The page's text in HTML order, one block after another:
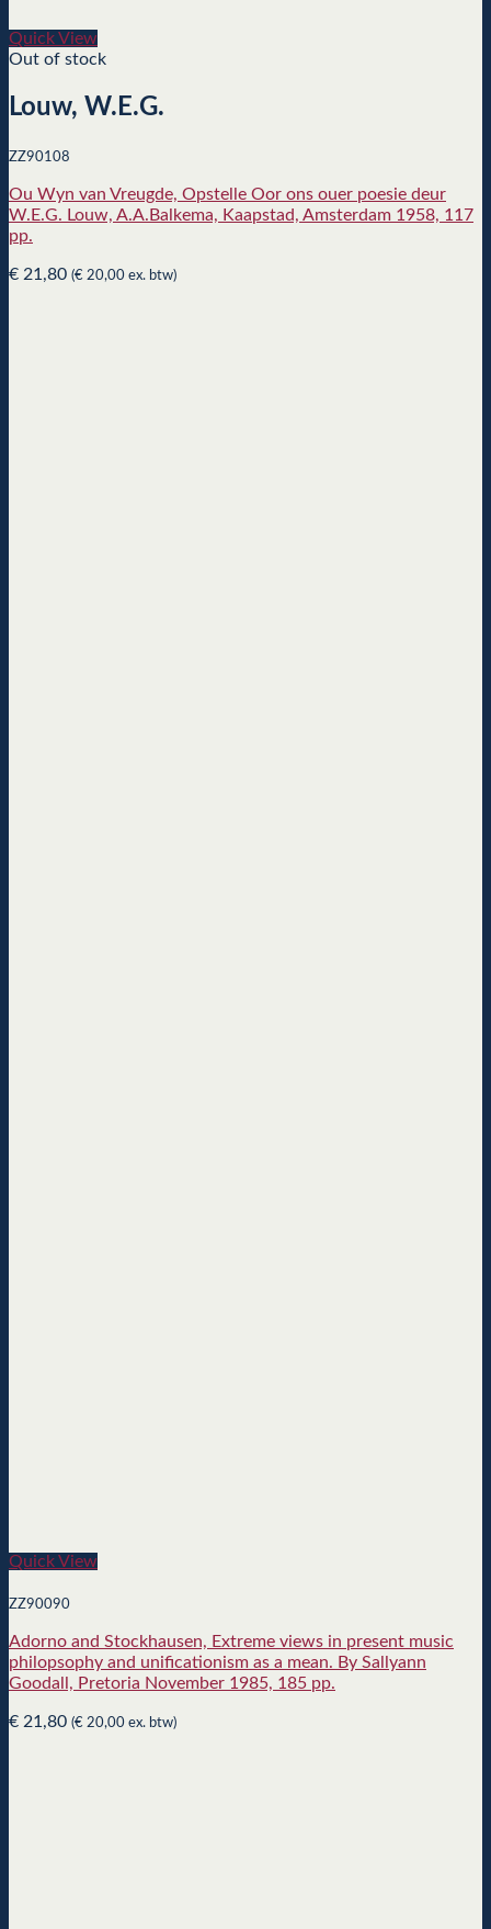
Quick View
Out of stock
Louw, W.E.G.
ZZ90108
Ou Wyn van Vreugde, Opstelle Oor ons ouer poesie deur
W.E.G. Louw, A.A.Balkema, Kaapstad, Amsterdam 1958, 117
pp.
€ 21,80 (€ 20,00 ex. btw)
Quick View
ZZ90090
Adorno and Stockhausen, Extreme views in present music
philopsophy and unificationism as a mean. By Sallyann
Goodall, Pretoria November 1985, 185 pp.
€ 21,80 (€ 20,00 ex. btw)